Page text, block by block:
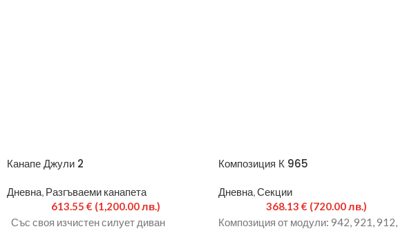
Канапе Джули 2
Дневна, Разгъваеми канапета
613.55 € (1,200.00 лв.)
Със своя изчистен силует диван
Композиция К 965
Дневна,Секции
368.13€ (720.00 лв.)
Композиция от модули: 942, 921, 912,